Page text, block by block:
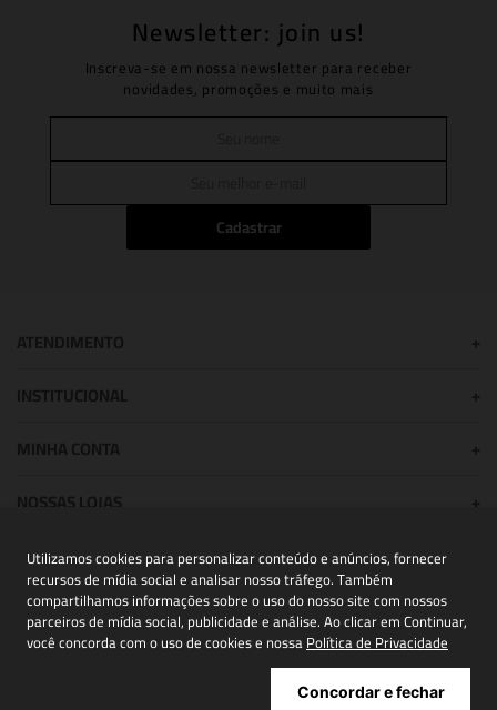
Utilizamos cookies para personalizar conteúdo e anúncios, fornecer
recursos de mídia social e analisar nosso tráfego. Também
compartilhamos informações sobre o uso do nosso site com nossos
parceiros de mídia social, publicidade e análise. Ao clicar em Continuar,
você concorda com o uso de cookies e nossaPolítica de Privacidade
Concordar e fechar
Newsletter: join us!
Inscreva-se em nossa newsletter para receber
novidades, promoções e muito mais
Cadastrar
NOSSAS LOJAS
+
POWERED BY:
Copyright® 2026 | NIINI todos os direitos reservados - CNPJ